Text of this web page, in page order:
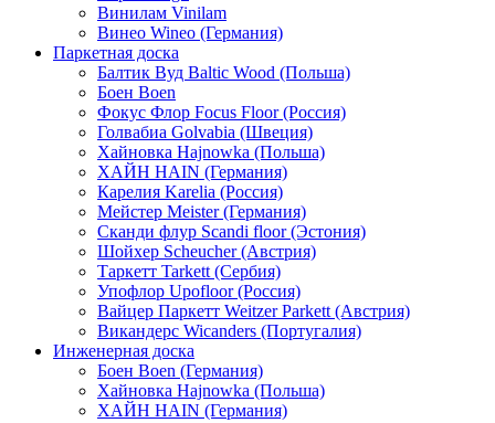
Винилам Vinilam
Винео Wineo (Германия)
Паркетная доска
Балтик Вуд Baltic Wood (Польша)
Боен Boen
Фокус Флор Focus Floor (Россия)
Голвабиа Golvabia (Швеция)
Хайновка Hajnowka (Польша)
ХАЙН HAIN (Германия)
Карелия Karelia (Россия)
Мейстер Meister (Германия)
Сканди флур Scandi floor (Эстония)
Шойхер Scheucher (Австрия)
Таркетт Tarkett (Сербия)
Упофлор Upofloor (Россия)
Вайцер Паркетт Weitzer Parkett (Австрия)
Викандерс Wicanders (Португалия)
Инженерная доска
Боен Boen (Германия)
Хайновка Hajnowka (Польша)
ХАЙН HAIN (Германия)